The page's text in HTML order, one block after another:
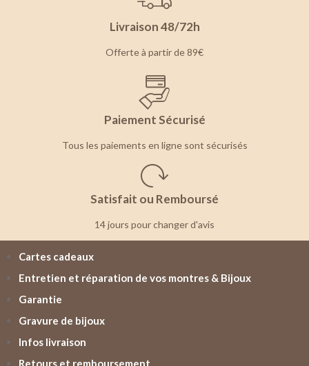
Livraison 48/72h
Offerte à partir de 89€
Paiement Sécurisé
Tous les paiements en ligne sont sécurisés
Satisfait ou Remboursé
14 jours pour changer d'avis
Cartes cadeaux
Entretien et réparation de vos montres & Bijoux
Garantie
Gravure de bijoux
Infos livraison
Retours et remboursement